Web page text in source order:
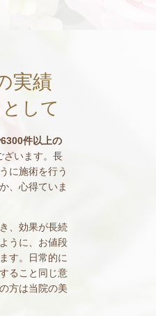
実績
して
件以上の
ざいます。長
に施術を行う
、心得ていま
、効果が長続
うに、お値段
す。日常的に
ること同じ意
方は当院の美